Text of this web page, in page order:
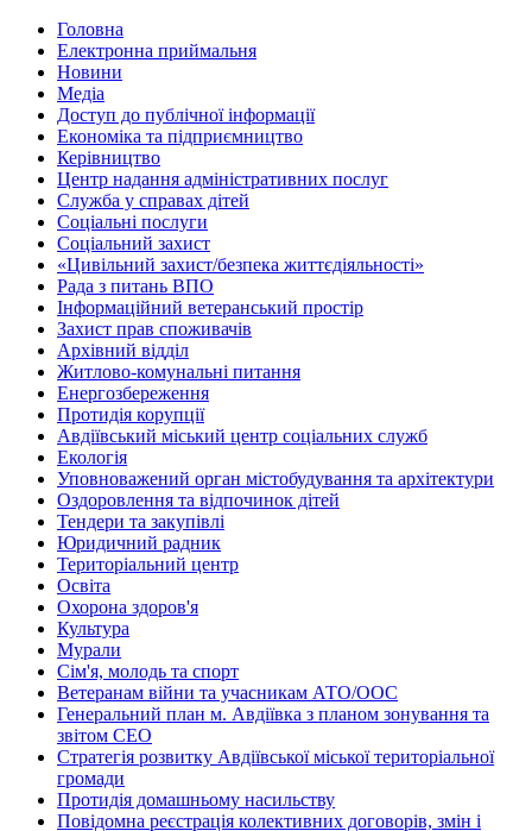
Головна
Електронна приймальня
Новини
Медіа
Доступ до публічної інформації
Економіка та підприємництво
Керівництво
Центр надання адміністративних послуг
Служба у справах дітей
Соціальні послуги
Соціальний захист
«Цивільний захист/безпека життєдіяльності»
Рада з питань ВПО
Інформаційний ветеранський простір
Захист прав споживачів
Архівний відділ
Житлово-комунальні питання
Енергозбереження
Протидія корупції
Авдіївський міський центр соціальних служб
Екологія
Уповноважений орган містобудування та архітектури
Оздоровлення та відпочинок дітей
Тендери та закупівлі
Юридичний радник
Територіальний центр
Освіта
Охорона здоров'я
Культура
Мурали
Сім'я, молодь та спорт
Ветеранам війни та учасникам АТО/ООС
Генеральний план м. Авдіївка з планом зонування та
звітом СЕО
Стратегія розвитку Авдіївської міської територіальної
громади
Протидія домашньому насильству
Повідомна реєстрація колективних договорів, змін і